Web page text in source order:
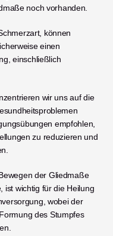
noch vorhanden.
können
einen
einschließlich
wir uns auf die
empfohlen,
zu reduzieren und
der Gliedmaße
ist wichtig für die Heilung
wobei der
des Stumpfes